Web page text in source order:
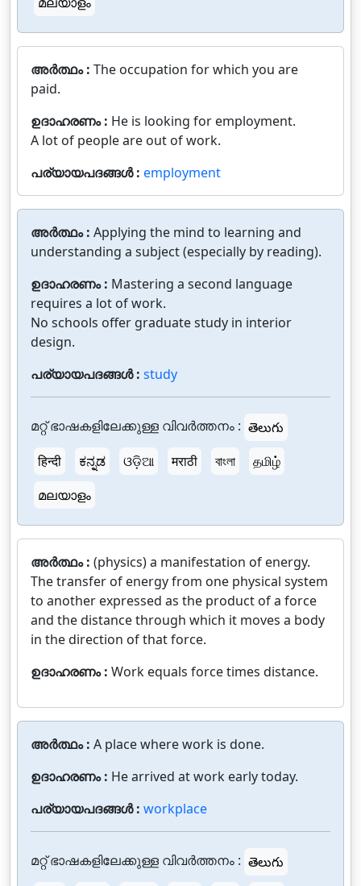
അർത്ഥം : The occupation for which you are
paid.
ഉദാഹരണം : He is looking for employment.
A lot of people are out of work.
പര്യായപദങ്ങൾ : employment
അർത്ഥം : Applying the mind to learning and
understanding a subject (especially by reading).
ഉദാഹരണം : Mastering a second language
requires a lot of work.
No schools offer graduate study in interior
design.
പര്യായപദങ്ങൾ : study
മറ്റ് ഭാഷകളിലേക്കുള്ള വിവർത്തനം : తెలుగు
हिन्दी
ಕನ್ನಡ ଓଡ଼ିଆ मराठी বাংলা
தமிழ்
മലയാളം
അർത്ഥം : (physics) a manifestation of energy.
The transfer of energy from one physical system
to another expressed as the product of a force
and the distance through which it moves a body
in the direction of that force.
ഉദാഹരണം : Work equals force times distance.
അർത്ഥം : A place where work is done.
ഉദാഹരണം : He arrived at work early today.
പര്യായപദങ്ങൾ : workplace
മറ്റ് ഭാഷകളിലേക്കുള്ള വിവർത്തനം : తెలుగు